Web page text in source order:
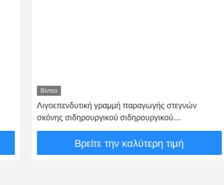
Βίντεο
Λιγοεπενδυτική γραμμή παραγωγής στεγνών
σκόνης σιδηρουργικού σιδηρουργικού
σιδηρουργικού σιδηρουργικού σιδηρουργικού
σιδηρουργικού σιδηρουργικού σιδηρουργικού
σιδηρουργικού σιδηρουργικού σιδηρουργικού
Βρείτε την καλύτερη τιμή